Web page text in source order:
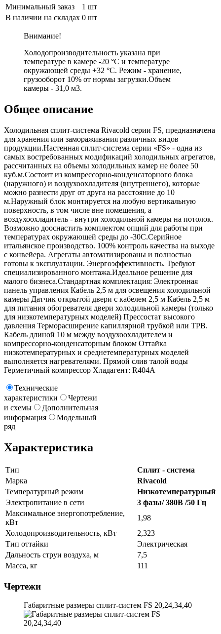
Минимальный заказ
1 шт
В наличии на складах 0 шт
Внимание!
Холодопроизводительность указана при
температуре в камере -20 °С и температуре
окружающей среды +32 °С. Режим - хранение,
грузооборот 10% от нормы загрузки.Объем
камеры - 31,0 м3.
Общее описание
Холодильная сплит-система Rivacold серии FS, предназначена
для хранения или замораживания различных видов
продукции.Настенная сплит-система серии «FS» - одна из
самых востребованных модификаций холодильных агрегатов,
рассчитанных на объемы холодильных камер не более 50
куб.м.Состоит из компрессорно-конденсаторного блока
(наружного) и воздухоохладителя (внутреннего), которые
можно разнести друг от друга на расстояние до 10
м.Наружный блок монтируется на любую вертикальную
поверхность, в том числе вне помещения, а
воздухоохладитель - внутри холодильной камеры на потолок.
Возможно дооснастить комплектом опций для работы при
температурах окружающей среды до -30С.Серийное
итальянское производство. 100% контроль качества на выходе
с конвейера. Агрегаты автоматизированы и полностью
готовы к эксплуатации. Энергоэффективность. Требуют
специализированного монтажа.Идеальное решение для
малого бизнеса.Стандартная комплектация: Электронная
панель управления Кабель 2,5 м для освещения холодильной
камеры Датчик открытой двери с кабелем 2,5 м Кабель 2,5 м
для питания обогревателя двери холодильной камеры (только
для низкотемпературных моделей) Прессостат высокого
давления Терморасширение капиллярной трубкой или ТРВ.
Кабель длиной 10 м между воздухоохладителем и
компрессорно-конденсаторным блоком Оттайка
низкотемпературных и среднетемпературных моделей
выполняется нагревателями. Прямой слив талой воды
Герметичный компрессор Хладагент: R404A
Технические
характеристики
Чертежи
и схемы
Дополнительная
информация
Модельный
ряд
Характеристика
Тип
Сплит - система
Марка
Rivacold
Температурный режим
Низкотемпературный
Электропитание в сети
3 фазы/ 380В /50 Гц
Максимальное энергопотребление,
кВт
1,98
Холодопроизводительность, кВт
2,323
Тип оттайки
Электрическая
Дальность струи воздуха, м
7,5
Масса, кг
111
Чертежи
Габаритные размеры сплит-систем FS 20,24,34,40